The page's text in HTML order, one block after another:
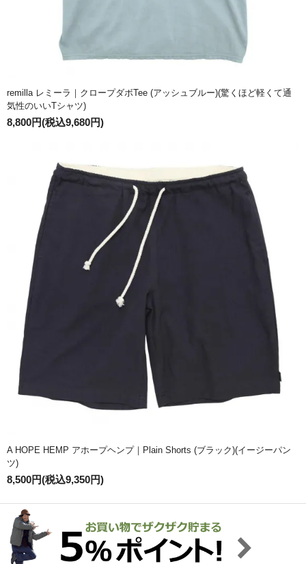
remilla レミーラ｜クロープダボTee (アッシュブルー)(驚くほど軽くて通
気性のいいTシャツ)
8,800円(税込9,680円)
A HOPE HEMP アホープヘンプ｜Plain Shorts (ブラック)(イージーパン
ツ)
8,500円(税込9,350円)